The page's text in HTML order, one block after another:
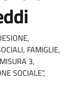
FAMIGLIE,
3,
SOCIALE”,